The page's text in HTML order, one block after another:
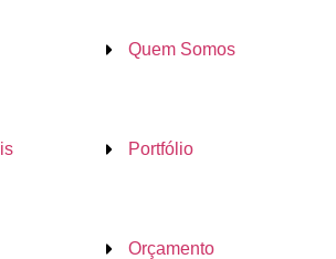
Quem Somos
Portfólio
Orçamento